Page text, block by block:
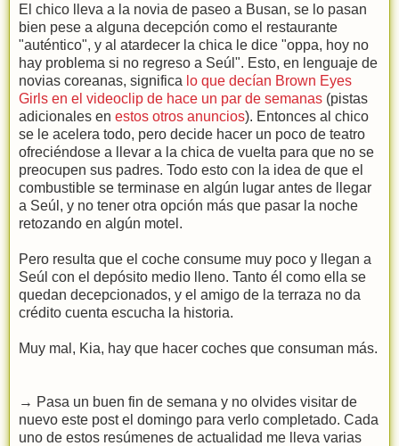
El chico lleva a la novia de paseo a Busan, se lo pasan
bien pese a alguna decepción como el restaurante
"auténtico", y al atardecer la chica le dice "oppa, hoy no
hay problema si no regreso a Seúl". Esto, en lenguaje de
novias coreanas, significa lo que decían Brown Eyes
Girls en el videoclip de hace un par de semanas (pistas
adicionales en estos otros anuncios). Entonces al chico
se le acelera todo, pero decide hacer un poco de teatro
ofreciéndose a llevar a la chica de vuelta para que no se
preocupen sus padres. Todo esto con la idea de que el
combustible se terminase en algún lugar antes de llegar
a Seúl, y no tener otra opción más que pasar la noche
retozando en algún motel.
Pero resulta que el coche consume muy poco y llegan a
Seúl con el depósito medio lleno. Tanto él como ella se
quedan decepcionados, y el amigo de la terraza no da
crédito cuenta escucha la historia.
Muy mal, Kia, hay que hacer coches que consuman más.
→ Pasa un buen fin de semana y no olvides visitar de
nuevo este post el domingo para verlo completado. Cada
uno de estos resúmenes de actualidad me lleva varias